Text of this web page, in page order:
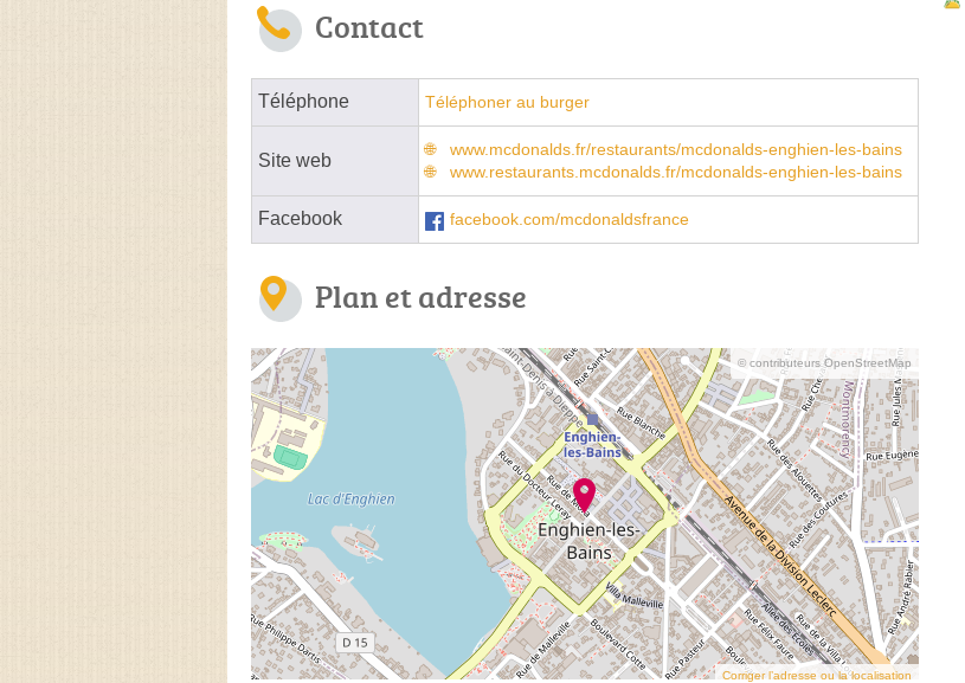
Contact
Téléphone Téléphoner au burger
Site web
www.mcdonalds.fr/restaurants/mcdonalds-enghien-les-bains
www.restaurants.mcdonalds.fr/mcdonalds-enghien-les-bains
Facebook facebook.com/mcdonaldsfrance
Plan et adresse
© contributeurs OpenStreetMap
Corriger l’adresse ou la localisation